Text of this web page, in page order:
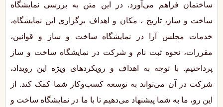
ساختمان فراهم می‌آورد. در این متن به بررسی نمایشگاه
ساخت و ساز، تاریخ ، مکان و اهداف برگزاری این نمایشگاه،
خدمات مجلس آرا در نمایشگاه ساخت و ساز و قوانین،
مقررات، نحوه ثبت نام و شرکت در نمایشگاه ساخت و ساز
پرداختیم. با توجه به اهداف و رویکردهای ویژه این رویداد،
شرکت در آن می‌تواند به توسعه کسب‌وکار شما کمک کند. از
این رو، ما به شما پیشنهاد می‌دهیم تا با ما در نمایشگاه ساخت و